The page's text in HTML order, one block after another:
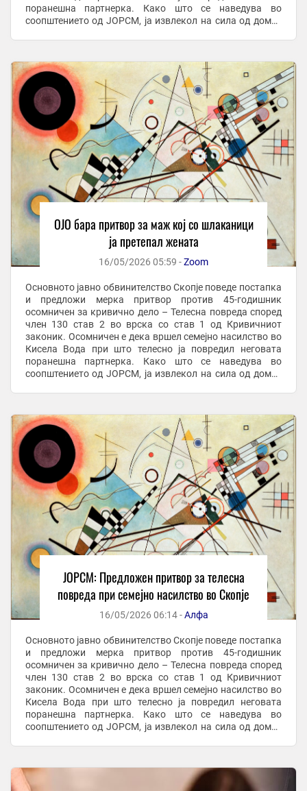
поранешна партнерка. Како што се наведува во
соопштението од ЈОРСМ, ја извлекол на сила од домот
ОЈО бара притвор за маж кој со шлаканици
ја претепал жената
16/05/2026 05:59 -Zoom
Основното јавно обвинителство Скопје поведе постапка
и предложи мерка притвор против 45-годишник
осомничен за кривично дело – Телесна повреда според
член 130 став 2 во врска со став 1 од Кривичниот
законик. Осомничен е дека вршел семејно насилство во
Кисела Вода при што телесно ја повредил неговата
поранешна партнерка. Како што се наведува во
соопштението од ЈОРСМ, ја извлекол на сила од домот
ЈОРСМ: Предложен притвор за телесна
повреда при семејно насилство во Скопје
16/05/2026 06:14 -Алфа
Основното јавно обвинителство Скопје поведе постапка
и предложи мерка притвор против 45-годишник
осомничен за кривично дело – Телесна повреда според
член 130 став 2 во врска со став 1 од Кривичниот
законик. Осомничен е дека вршел семејно насилство во
Кисела Вода при што телесно ја повредил неговата
поранешна партнерка. Како што се наведува во
соопштението од ЈОРСМ, ја извлекол на сила од домот